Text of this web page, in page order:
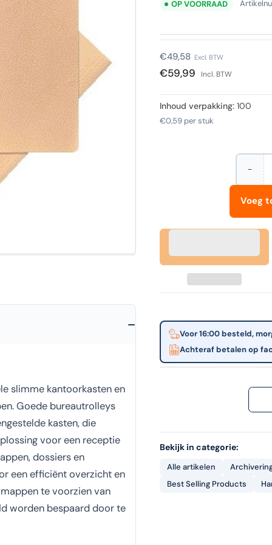
OP VOORRAAD
Normale
prijs
€49,58 Excl. BTW
€59,99 Incl. BTW
Inhoud verpakking:100
€0,59per stuk
−Aantal
djois
|
Voeg
Voor 16:00 besteld,
Achteraf betalen op
Bekijk in categorie:
Alle artikelen
Best Selling Products
slimme kantoorkasten en
Goede bureautrolleys
kasten, die
voor een receptie
dossiers en
een efficiënt overzicht en
te voorzien van
worden bespaard door te